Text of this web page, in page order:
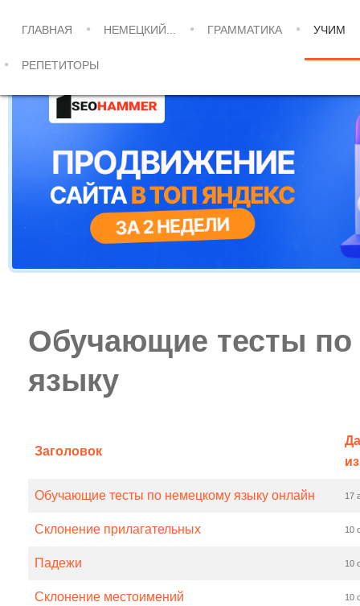
ГЛАВНАЯ НЕМЕЦКИЙ... ГРАММАТИКА УЧИМ
РЕПЕТИТОРЫ
Обучающие тесты по
языку
Заголовок
Обучающие тесты по немецкому языку онлайн 17
Склонение прилагательных 10
Падежи 10
Склонение местоимений 10